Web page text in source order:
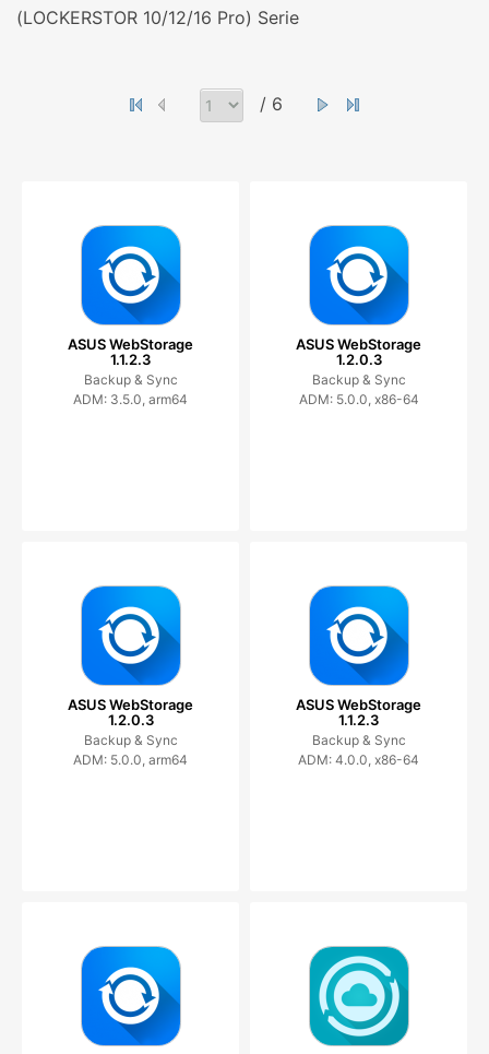
(LOCKERSTOR 10/12/16 Pro) Serie
/ 6
ASUS WebStorage
1.1.2.3
Backup & Sync
ADM: 3.5.0, arm64
ASUS WebStorage
1.2.0.3
Backup & Sync
ADM: 5.0.0, x86-64
ASUS WebStorage
1.2.0.3
Backup & Sync
ADM: 5.0.0, arm64
ASUS WebStorage
1.1.2.3
Backup & Sync
ADM: 4.0.0, x86-64